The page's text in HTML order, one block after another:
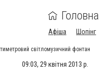
Головна
Афіша Шопінг
світломузичний фонтан
09:03, 29 квітня 2013 р.